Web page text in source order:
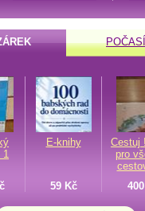
POČASÍ
1
E-knihy
Cestuj
pro
59 Kč